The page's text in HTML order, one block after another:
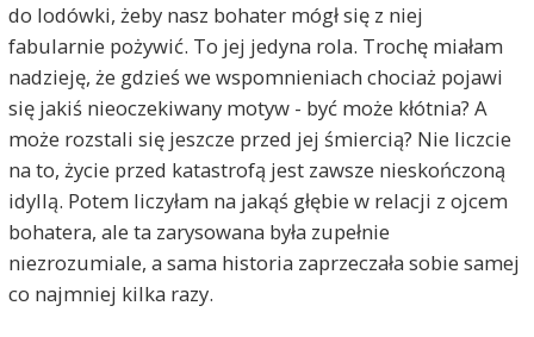
do lodówki, żeby nasz bohater mógł się z niej
fabularnie pożywić. To jej jedyna rola. Trochę miałam
nadzieję, że gdzieś we wspomnieniach chociaż pojawi
się jakiś nieoczekiwany motyw - być może kłótnia? A
może rozstali się jeszcze przed jej śmiercią? Nie liczcie
na to, życie przed katastrofą jest zawsze nieskończoną
idyllą. Potem liczyłam na jakąś głębie w relacji z ojcem
bohatera, ale ta zarysowana była zupełnie
niezrozumiale, a sama historia zaprzeczała sobie samej
co najmniej kilka razy.